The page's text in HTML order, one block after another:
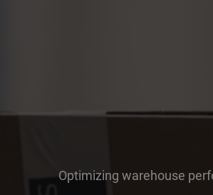
Optimizing warehouse